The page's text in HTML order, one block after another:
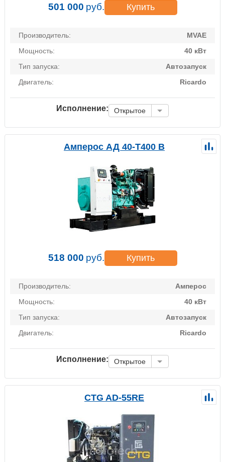
501 000 руб. Купить
Производитель:
MVAE
Мощность:
40 кВт
Тип запуска:
Автозапуск
Двигатель:
Ricardo
Исполнение: Открытое
Амперос АД 40-Т400 B
518 000 руб. Купить
Производитель:
Амперос
Мощность:
40 кВт
Тип запуска:
Автозапуск
Двигатель:
Ricardo
Исполнение: Открытое
CTG AD-55RE